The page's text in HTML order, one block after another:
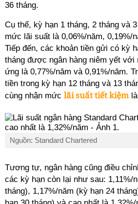
36 tháng.
Cụ thể, kỳ hạn 1 tháng, 2 tháng và
mức lãi suất là 0,06%/năm, 0,19%/
Tiếp đến, các khoản tiền gửi có kỳ
tháng được ngân hàng niêm yết
ứng là 0,77%/năm và 0,91%/năm.
tiền trong kỳ hạn 12 tháng và 13
cùng nhận mức lãi suất tiết kiệmlà
Nguồn: Standard Chartered
Tương tự, ngân hàng cũng điều
các kỳ hạn còn lại như sau: 1,11%/
tháng), 1,17%/năm (kỳ hạn 24